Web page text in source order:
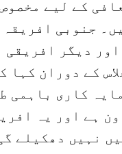
کے لیے
جنوبی افریقہ
دیگر افریقی
کے دوران کہا
کاری باہمی
ہے اور یہ
نہیں دھکیلے